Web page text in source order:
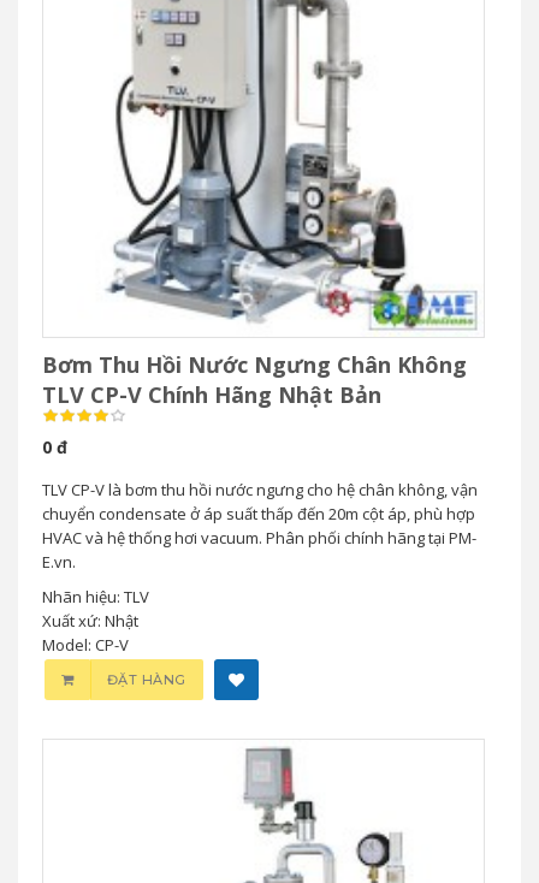
Bơm Thu Hồi Nước Ngưng Chân Không
TLV CP-V Chính Hãng Nhật Bản
0 đ
TLV CP-V là bơm thu hồi nước ngưng cho hệ chân không, vận
chuyển condensate ở áp suất thấp đến 20m cột áp, phù hợp
HVAC và hệ thống hơi vacuum. Phân phối chính hãng tại PM-
E.vn.
Nhãn hiệu: TLV
Xuất xứ: Nhật
Model: CP-V
ĐẶT HÀNG